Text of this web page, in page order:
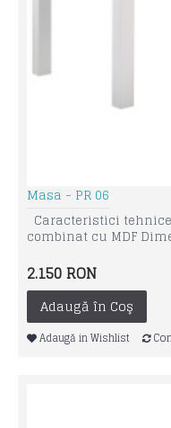
Masa - PR 06
Caracteristici
combinat cu MDF
2.150 RON
Adaugă în Coş
Adaugă in Wishlist